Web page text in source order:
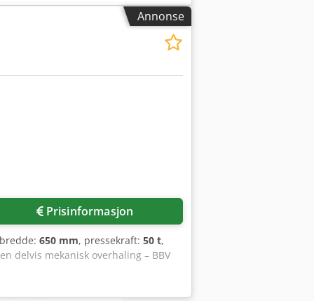
Tjha Nominell kraft: 500 kN (50
202/120 Justerbar slaglengde: 16–
x 580 mm Innløpshøyde for bånd
x 2700 x 1800 mm Vekt: ca. 8 150 kg
Annonse
Prisinformasjon
650 mm, pressekraft: 50 t,
delvis mekanisk overhaling – BBV